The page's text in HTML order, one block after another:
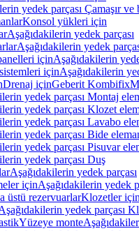
yedek parçası Çamaşır ve
Konsol yükleri için
Aşağıdakilerin yedek parçası
Aşağıdakilerin yedek
içinAşağıdakilerin
içinAşağıdakilerin
Drenaj içinGeberit Kombifix
yedek parçası Montaj
yedek parçası Klozet
yedek parçası Lavabo
yedek parçası Bide
yedek parçası Pisuvar
yedek parçası Duş
Aşağıdakilerin yedek parçası
içinAşağıdakilerin yedek
üstü rezervuarlarKlozetler
yedek parçası
Yüzeye monte